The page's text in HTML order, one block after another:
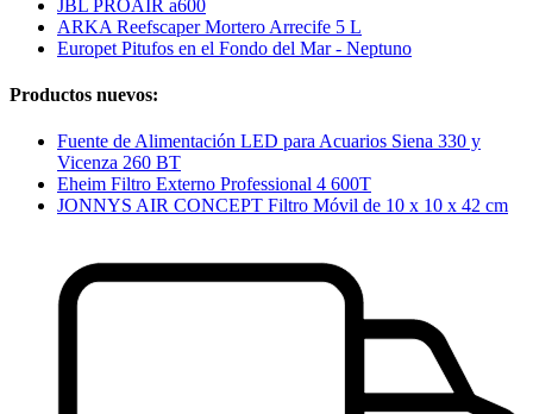
JBL PROAIR a600
ARKA Reefscaper Mortero Arrecife 5 L
Europet Pitufos en el Fondo del Mar - Neptuno
Productos nuevos:
Fuente de Alimentación LED para Acuarios Siena 330 y
Vicenza 260 BT
Eheim Filtro Externo Professional 4 600T
JONNYS AIR CONCEPT Filtro Móvil de 10 x 10 x 42 cm